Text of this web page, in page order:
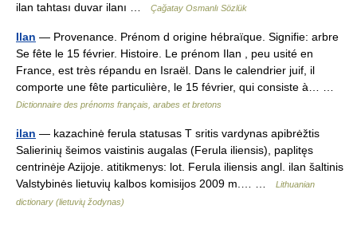
ilan tahtası duvar ilanı …
Çağatay Osmanlı Sözlük
Ilan — Provenance. Prénom d origine hébraïque. Signifie: arbre
Se fête le 15 février. Histoire. Le prénom Ilan , peu usité en
France, est très répandu en Israël. Dans le calendrier juif, il
comporte une fête particulière, le 15 février, qui consiste à… …
Dictionnaire des prénoms français, arabes et bretons
ilan — kazachinė ferula statusas T sritis vardynas apibrėžtis
Salierinių šeimos vaistinis augalas (Ferula iliensis), paplitęs
centrinėje Azijoje. atitikmenys: lot. Ferula iliensis angl. ilan šaltinis
Valstybinės lietuvių kalbos komisijos 2009 m.… …
Lithuanian
dictionary (lietuvių žodynas)